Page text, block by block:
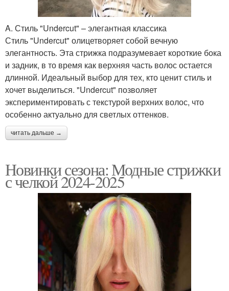
A. Стиль "Undercut" – элегантная классика
Стиль "Undercut" олицетворяет собой вечную
элегантность. Эта стрижка подразумевает короткие бока
и задник, в то время как верхняя часть волос остается
длинной. Идеальный выбор для тех, кто ценит стиль и
хочет выделиться. "Undercut" позволяет
экспериментировать с текстурой верхних волос, что
особенно актуально для светлых оттенков.
читать дальше →
Новинки сезона: Модные стрижки
с челкой 2024-2025